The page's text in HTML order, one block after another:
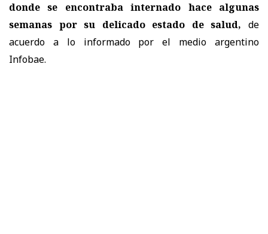
donde se encontraba internado hace algunas
semanas por su delicado estado de salud, de
acuerdo a lo informado por el medio argentino
Infobae.